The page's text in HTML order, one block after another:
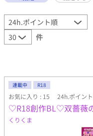
件
連載中 R18
お気に入り : 15 24h.ポイン
♡R18創作BL♡双薔薇
くりくま